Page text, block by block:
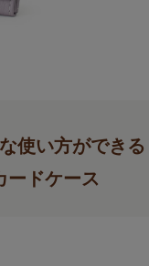
使い方ができる
ードケース